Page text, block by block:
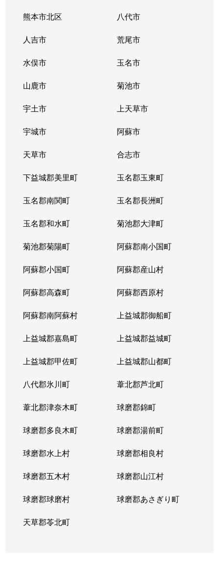
野中
西熊本
花園
上熊本(ＪＲ・熊本電
花園
上熊本(ＪＲ・熊本電
花園
上熊本(ＪＲ・熊本電
横手
熊本
横手
熊本
熊本市北区 八代市
人吉市 荒尾市
水俣市 玉名市
山鹿市 菊池市
宇土市 上天草市
宇城市 阿蘇市
天草市 合志市
下益城郡美里町 玉名郡玉東町
玉名郡南関町 玉名郡長洲町
玉名郡和水町 菊池郡大津町
菊池郡菊陽町 阿蘇郡南小国町
阿蘇郡小国町 阿蘇郡産山村
阿蘇郡高森町 阿蘇郡西原村
阿蘇郡南阿蘇村 上益城郡御船町
上益城郡嘉島町 上益城郡益城町
上益城郡甲佐町 上益城郡山都町
八代郡氷川町 葦北郡芦北町
葦北郡津奈木町 球磨郡錦町
球磨郡多良木町 球磨郡湯前町
球磨郡水上村 球磨郡相良村
球磨郡五木村 球磨郡山江村
球磨郡球磨村 球磨郡あさぎり町
天草郡苓北町